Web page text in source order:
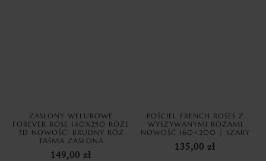
ZASŁONY WELUROWE
FOREVER ROSE 140X250 RÓŻE
3D NOWOŚĆ! BRUDNY RÓŻ
TAŚMA ZASŁONA
149,00 zł
POŚCIEL FRENCH ROSES Z
WYSZYWANYMI RÓŻAMI
NOWOŚĆ 160×200 | SZARY
135,00 zł